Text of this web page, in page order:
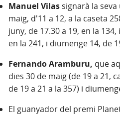
Manuel Vilas signarà la seva
maig, d'11 a 12, a la caseta
juny, de 17.30 a 19, en la
en la 241, i diumenge 14, de
Fernando Aramburu, que
dies 30 de maig (de 19 a 21,
de 19 a 21 a la 357) i
El guanyador del premi